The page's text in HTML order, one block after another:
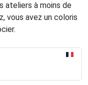
ateliers à moins de
vous avez un coloris